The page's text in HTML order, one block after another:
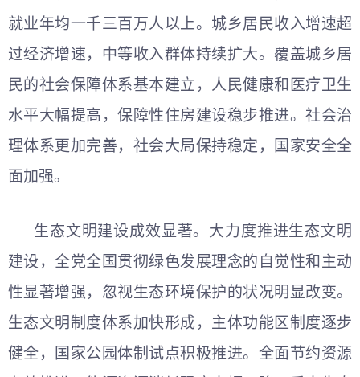
就业年均一千三百万人以上。城乡居民收入增速超
过经济增速，中等收入群体持续扩大。覆盖城乡居
民的社会保障体系基本建立，人民健康和医疗卫生
水平大幅提高，保障性住房建设稳步推进。社会治
理体系更加完善，社会大局保持稳定，国家安全全
面加强。
生态文明建设成效显著。大力度推进生态文明
建设，全党全国贯彻绿色发展理念的自觉性和主动
性显著增强，忽视生态环境保护的状况明显改变。
生态文明制度体系加快形成，主体功能区制度逐步
健全，国家公园体制试点积极推进。全面节约资源